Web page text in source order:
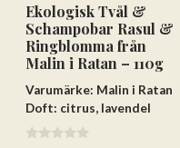
Ekologisk Tvål &
Schampobar Rasul &
Ringblomma från
Malin i Ratan – 110g
Varumärke: Malin i Ratan
Doft: citrus, lavendel